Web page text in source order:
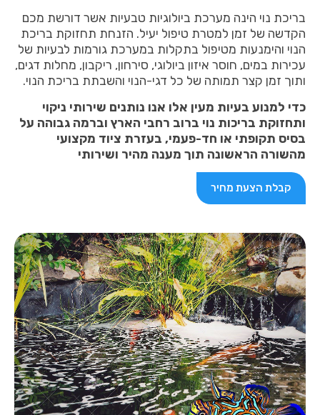
בריכת נוי הינה מערכת ביולוגיות טבעיות אשר דורשת מכם
הקדשה של זמן למטרת טיפול יעיל. הזנחת תחזוקת בריכת
הנוי והימנעות מטיפול בתקלות במערכת גורמות לבעיות של
עכירות במים, חוסר איזון ביולוגי, סירחון, ריקבון, מחלות דגים,
ותוך זמן קצר תמותה של כל דגי-הנוי והשבתת בריכת הנוי.
כדי למנוע בעיות מעין אלו אנו נותנים שירותי ניקוי
ותחזוקת בריכות נוי ברוב רחבי הארץ וברמה גבוהה על
בסיס תקופתי או חד-פעמי, בעזרת ציוד מקצועי
מהשורה הראשונה תוך מענה מהיר ושירותי
קבלת הצעת מחיר